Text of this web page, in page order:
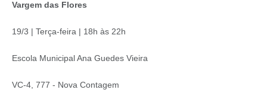
Vargem das Flores
19/3 | Terça-feira | 18h às 22h
Escola Municipal Ana Guedes Vieira
VC-4, 777 - Nova Contagem